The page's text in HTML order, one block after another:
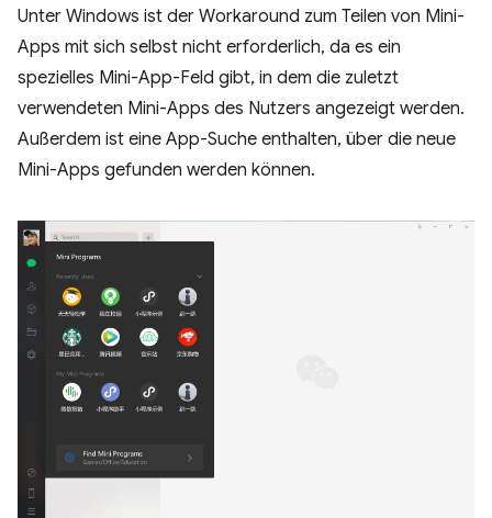
Unter Windows ist der Workaround zum Teilen von Mini-
Apps mit sich selbst nicht erforderlich, da es ein
spezielles Mini-App-Feld gibt, in dem die zuletzt
verwendeten Mini-Apps des Nutzers angezeigt werden.
Außerdem ist eine App-Suche enthalten, über die neue
Mini-Apps gefunden werden können.